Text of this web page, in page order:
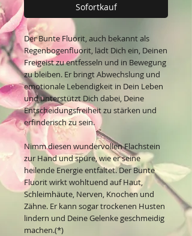
Sofortkauf
Der Bunte Fluorit, auch bekannt als
Regenbogenfluorit, lädt Dich ein, Deinen
Freigeist zu entfesseln und in Bewegung
zu bleiben. Er bringt Abwechslung und
emotionale Lebendigkeit in Dein Leben
und unterstützt Dich dabei, Deine
Entscheidungsfreiheit zu stärken und
erfinderisch zu sein.
Nimm diesen wundervollen Flachstein
zur Hand und spüre, wie er seine
heilende Energie entfaltet. Der Bunte
Fluorit wirkt wohltuend auf Haut,
Schleimhäute, Nerven, Knochen und
Zähne. Er kann sogar trockenen Husten
lindern und Deine Gelenke geschmeidig
machen.(*)